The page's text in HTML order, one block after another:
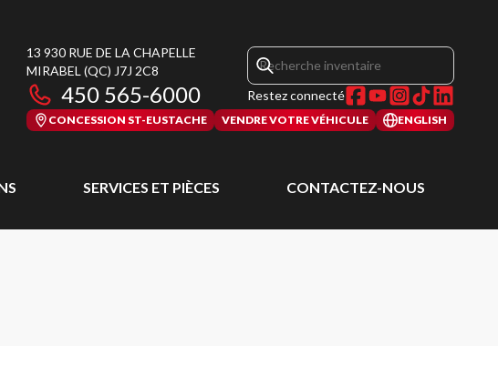
13 930 RUE DE LA CHAPELLE
MIRABEL (QC) J7J 2C8
450 565-6000 Restez connecté
CONCESSION ST-EUSTACHE VENDRE VOTRE VÉHICULE ENGLISH
SERVICES ET PIÈCES CONTACTEZ-NOUS